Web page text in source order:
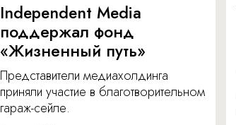
Independent Media
поддержал фонд
«Жизненный путь»
Представители медиахолдинга
приняли участие в благотворительном
гараж-сейле.